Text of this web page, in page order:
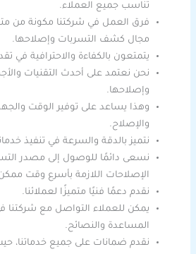
تناسب جميع العملاء.
فرق العمل في شركتنا مكونة من
مجال كشف التسربات وإصلاحها.
يتمتعون بالكفاءة والاحترافية في
نحن نعتمد على أحدث التقنيات
وإصلاحها.
وهذا يساعد على توفير الوقت
والإصلاح.
نتميز بالدقة والسرعة في تنفيذ
نسعى دائمًا للوصول إلى مصدر
الإصلاحات اللازمة بأسرع وقت
نقدم دعمًا فنيًا متميزًا لعملائنا.
يمكن للعملاء التواصل مع
المساعدة والنصائح.
نقدم ضمانات على جميع خدماتنا،